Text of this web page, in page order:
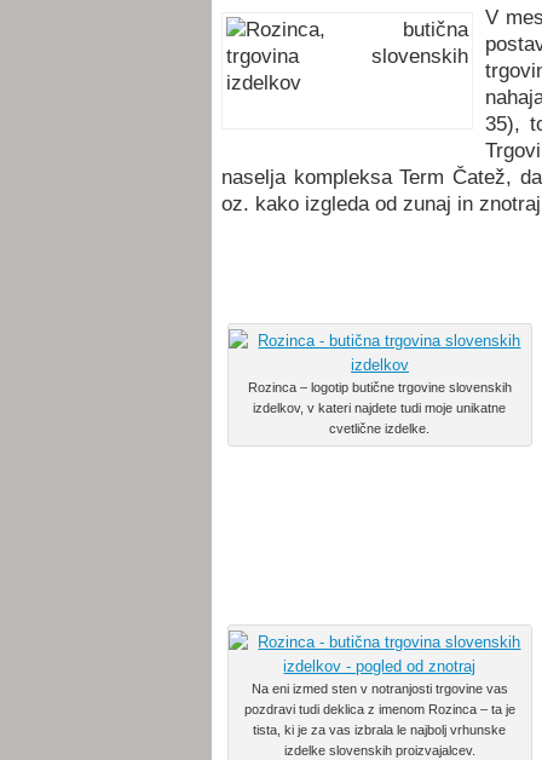
V
35),
naselja kompleksa Term Čatež,
oz. kako izgleda od zunaj in
Rozinca – logotip butične trgovine slovenskih
izdelkov, v kateri najdete tudi moje unikatne
cvetlične izdelke.
Na eni izmed sten v notranjosti trgovine vas
pozdravi tudi deklica z imenom Rozinca – ta je
tista, ki je za vas izbrala le najbolj vrhunske
izdelke slovenskih proizvajalcev.